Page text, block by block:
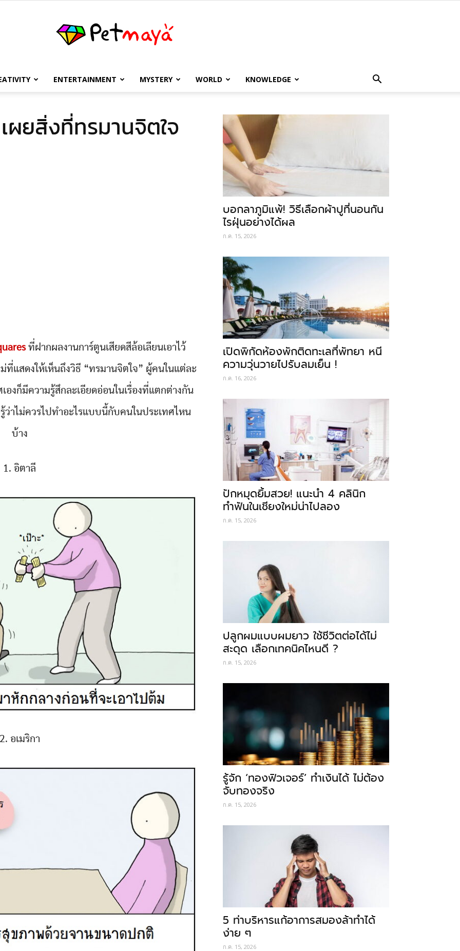
เพชร
ENTERTAINMENT MYSTERY WORLD KNOWLEDGE
ยสิ่งที่ทรมานจิตใจ
ที่ฝากผลงานการ์ตูนเสียดสีล้อเลียนเอาไว้
ที่แสดงให้เห็นถึงวิธี “ทรมานจิตใจ” ผู้คนในแต่ละ
งก็มีความรู้สึกละเอียดอ่อนในเรื่องที่แตกต่างกัน
าไม่ควรไปทำอะไรแบบนี้กับคนในประเทศไหน
บ้าง
1. อิตาลี
อเมริกา
บอกลาภูมิแพ้! วิธีเลือกผ้าปูที่นอนกัน
ไรฝุ่นอย่างได้ผล
ก.ค. 15, 2026
เปิดพิกัดห้องพักติดทะเลที่พัทยา หนี
ความวุ่นวายไปรับลมเย็น !
ก.ค. 16, 2026
ปักหมุดยิ้มสวย! แนะนำ 4 คลินิก
ทำฟันในเชียงใหม่น่าไปลอง
ก.ค. 15, 2026
ปลูกผมแบบผมยาว ใช้ชีวิตต่อได้ไม่
สะดุด เลือกเทคนิคไหนดี ?
ก.ค. 15, 2026
รู้จัก ‘ทองฟิวเจอร์’ ทำเงินได้ ไม่ต้อง
จับทองจริง
ก.ค. 15, 2026
5 ท่าบริหารแก้อาการสมองล้าทำได้
ง่าย ๆ
ก.ค. 15, 2026